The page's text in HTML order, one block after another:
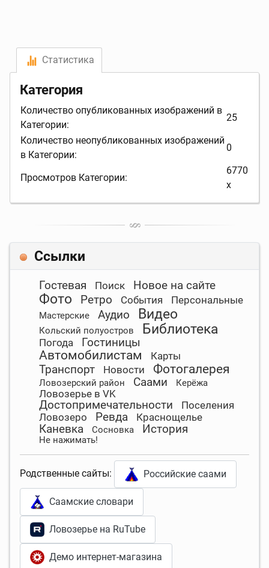
Статистика
Категория
Количество опубликованных изображений в
Категории:
25
Количество неопубликованных изображений
в Категории:
0
Просмотров Категории:
6770
x
Ссылки
Гостевая Поиск Новое на сайте
Фото Ретро События Персональные
Мастерские Аудио Видео
Кольский полуостров Библиотека
Погода Гостиницы
Автомобилистам Карты
Транспорт Новости Фотогалерея
Ловозерский район Саами Керёжа
Ловозерье в VK
Достопримечательности
Поселения
Ловозеро
Ревда Краснощелье
Каневка Сосновка История
Не нажимать!
Родственные сайты: Российские саами
Саамские словари
Ловозерье на RuTube
Демо интернет-магазина